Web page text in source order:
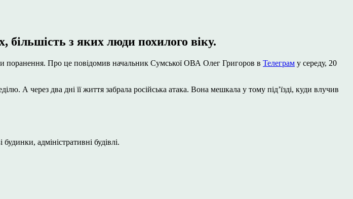
з яких люди похилого віку.
поранення. Про це повідомив начальник Сумської ОВА Олег Григоров в Телеграм у середу, 20
А через два дні її життя забрала російська атака. Вона мешкала у тому підʼїзді, куди влучив
адміністративні будівлі.